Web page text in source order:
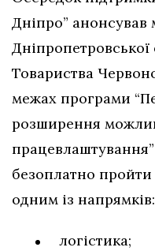
Дніпро” анонсував
Дніпропетровської
Товариства
межах програми
розширення
безоплатно
одним із напрямків:
логістика;